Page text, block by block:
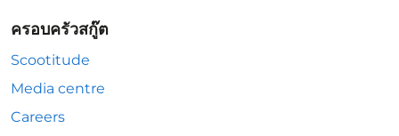
ครอบครัวสกู๊ต
Scootitude
Media centre
Careers